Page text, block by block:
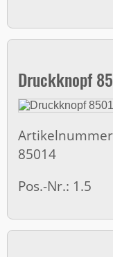
Druckknopf
85014
Pos.-Nr.: 1.5